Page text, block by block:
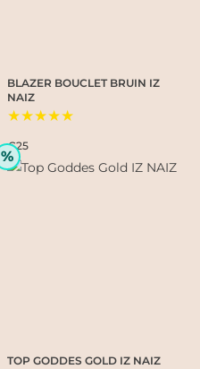
BLAZER BOUCLET BRUIN IZ
NAIZ
★★★★★
€25
%
TOP GODDES GOLD IZ NAIZ